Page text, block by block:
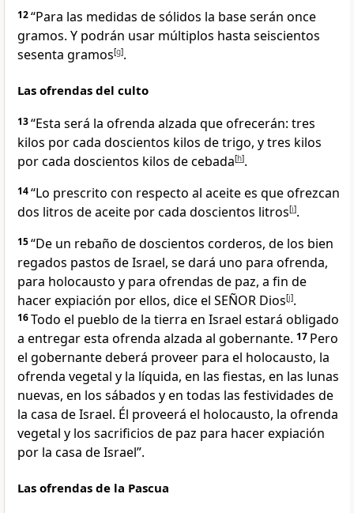
12“Para las medidas de sólidos la base serán once
gramos. Y podrán usar múltiplos hasta seiscientos
sesenta gramos[g].
Las ofrendas del culto
13“Esta será la ofrenda alzada que ofrecerán: tres
kilos por cada doscientos kilos de trigo, y tres kilos
por cada doscientos kilos de cebada[h].
14“Lo prescrito con respecto al aceite es que ofrezcan
dos litros de aceite por cada doscientos litros[i].
15“De un rebaño de doscientos corderos, de los bien
regados pastos de Israel, se dará uno para ofrenda,
para holocausto y para ofrendas de paz, a fin de
hacer expiación por ellos, dice el SEÑOR Dios[j].
16Todo el pueblo de la tierra en Israel estará obligado
a entregar esta ofrenda alzada al gobernante. 17 Pero
el gobernante deberá proveer para el holocausto, la
ofrenda vegetal y la líquida, en las fiestas, en las lunas
nuevas, en los sábados y en todas las festividades de
la casa de Israel. Él proveerá el holocausto, la ofrenda
vegetal y los sacrificios de paz para hacer expiación
por la casa de Israel”.
Las ofrendas de la Pascua